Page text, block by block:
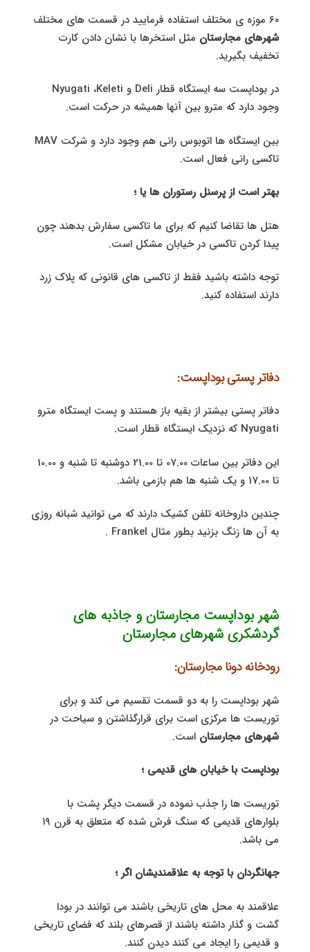
۶٠ موزه ی مختلف استفاده فرمایید در قسمت های مختلف
شهرهای مجارستان مثل استخرها با نشان دادن کارت
تخفیف بگیرید.
در بوداپست سه ایستگاه قطار Deli و Nyugati ،Keleti
وجود دارد که مترو بین آنها همیشه در حرکت است.
بین ایستگاه ها اتوبوس رانی هم وجود دارد و شرکت MAV
تاکسی رانی فعال است.
بهتر است از پرسنل رستوران ها یا ؛
هتل ها تقاضا کنیم که برای ما تاکسی سفارش بدهند چون
پیدا کردن تاکسی در خیابان مشکل است.
توجه داشته باشید فقط از تاکسی های قانونی که پلاک زرد
دارند استفاده کنید.
دفاتر پستی بوداپست:
دفاتر پستی بیشتر از بقیه باز هستند و پست ایستگاه مترو
Nyugati که نزدیک ایستگاه قطار است.
این دفاتر بین ساعات 07.00 تا 21.00 دوشنبه تا شنبه و 10.00
تا 17.00 و یک شنبه ها هم بازمی باشد.
چندین داروخانه تلفن کشیک دارند که می توانید شبانه روزی
به آن ها زنگ بزنید بطور مثال Frankel .
شهر بوداپست مجارستان و جاذبه های
گردشکری شهرهای مجارستان
رودخانه دونا مجارستان:
شهر بوداپست را به دو قسمت تقسیم می کند و برای
توریست ها مرکزی است برای قرارگذاشتن و سیاحت در
شهرهای مجارستان است.
بوداپست با خیابان های قدیمی ؛
توریست ها را جذب نموده در قسمت دیگر پشت با
بلوارهای قدیمی که سنگ فرش شده که متعلق به قرن ۱۹
می باشد.
جهانگردان با توجه به علاقمندیشان اگر ؛
علاقمند به محل های تاریخی باشند می توانند در بودا
گشت و گذار داشته باشند از قصرهای بلند که فضای تاریخی
و قدیمی را ایجاد می کنند دیدن کنند.